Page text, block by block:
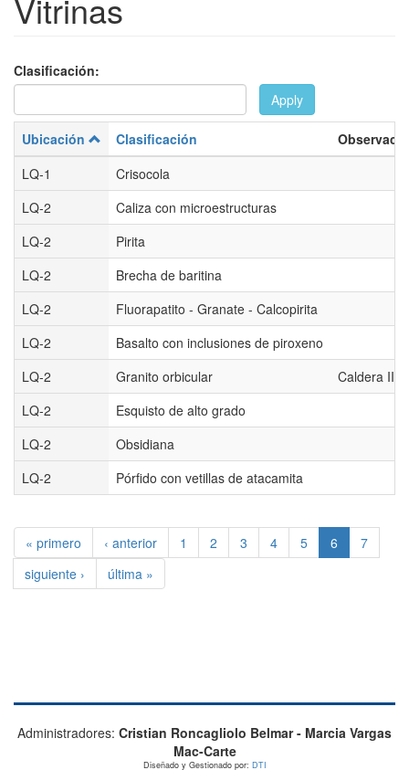
Vitrinas
Clasificación:
Apply
Ubicación Clasificación
LQ-1
Crisocola
LQ-2
Caliza con microestructuras
LQ-2
Pirita
LQ-2
Brecha de baritina
LQ-2
Fluorapatito - Granate - Calcopirita
LQ-2
Basalto con inclusiones de piroxeno
LQ-2
Granito orbicular
Caldera III
LQ-2
Esquisto de alto grado
LQ-2
Obsidiana
LQ-2
Pórfido con vetillas de atacamita
« primero ‹ anterior 1 2 3 4 5 6
7
siguiente ›
última »
Administradores: Cristian Roncagliolo Belmar - Marcia Vargas
Mac-Carte
Diseñado y Gestionado por: DTI